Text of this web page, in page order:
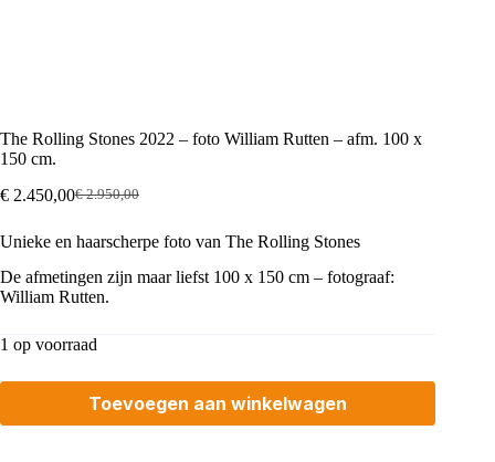
The Rolling Stones 2022 – foto William Rutten – afm. 100 x
150 cm.
€2.950,00
Oorspronkelijke
was:
€ 2.450,00Huidige
is:
Unieke en haarscherpe foto van The Rolling Stones
De afmetingen zijn maar liefst 100 x 150 cm – fotograaf:
William Rutten.
1 op voorraad
Toevoegen aan winkelwagen